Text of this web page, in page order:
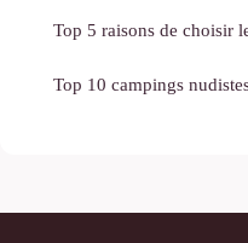
Top 5 raisons de choisir
Top 10 campings